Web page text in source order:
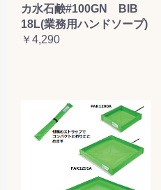
カ水石鹸#100GN BIB
18L(業務用ハンドソープ)
￥4,290